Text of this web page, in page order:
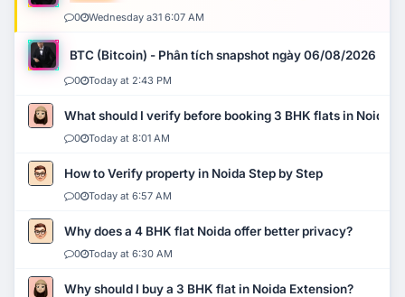
0 Wednesday a31 6:07 AM
BTC (Bitcoin) - Phân tích snapshot ngày 06/08/2026
0 Today at 2:43 PM
What should I verify before booking 3 BHK flats in Noida?
0 Today at 8:01 AM
How to Verify property in Noida Step by Step
0 Today at 6:57 AM
Why does a 4 BHK flat Noida offer better privacy?
0 Today at 6:30 AM
Why should I buy a 3 BHK flat in Noida Extension?